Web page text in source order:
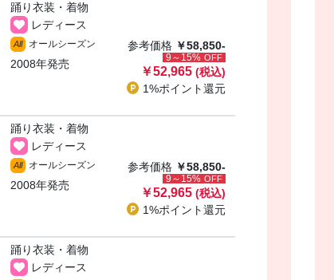
踊り衣装・着物
レディース
All オールシーズン
2008年発売
参考価格 ￥58,850-
9～15% OFF
￥52,965 (税込)
1%ポイント還元
踊り衣装・着物
レディース
All オールシーズン
2008年発売
参考価格 ￥58,850-
9～15% OFF
￥52,965 (税込)
1%ポイント還元
踊り衣装・着物
レディース